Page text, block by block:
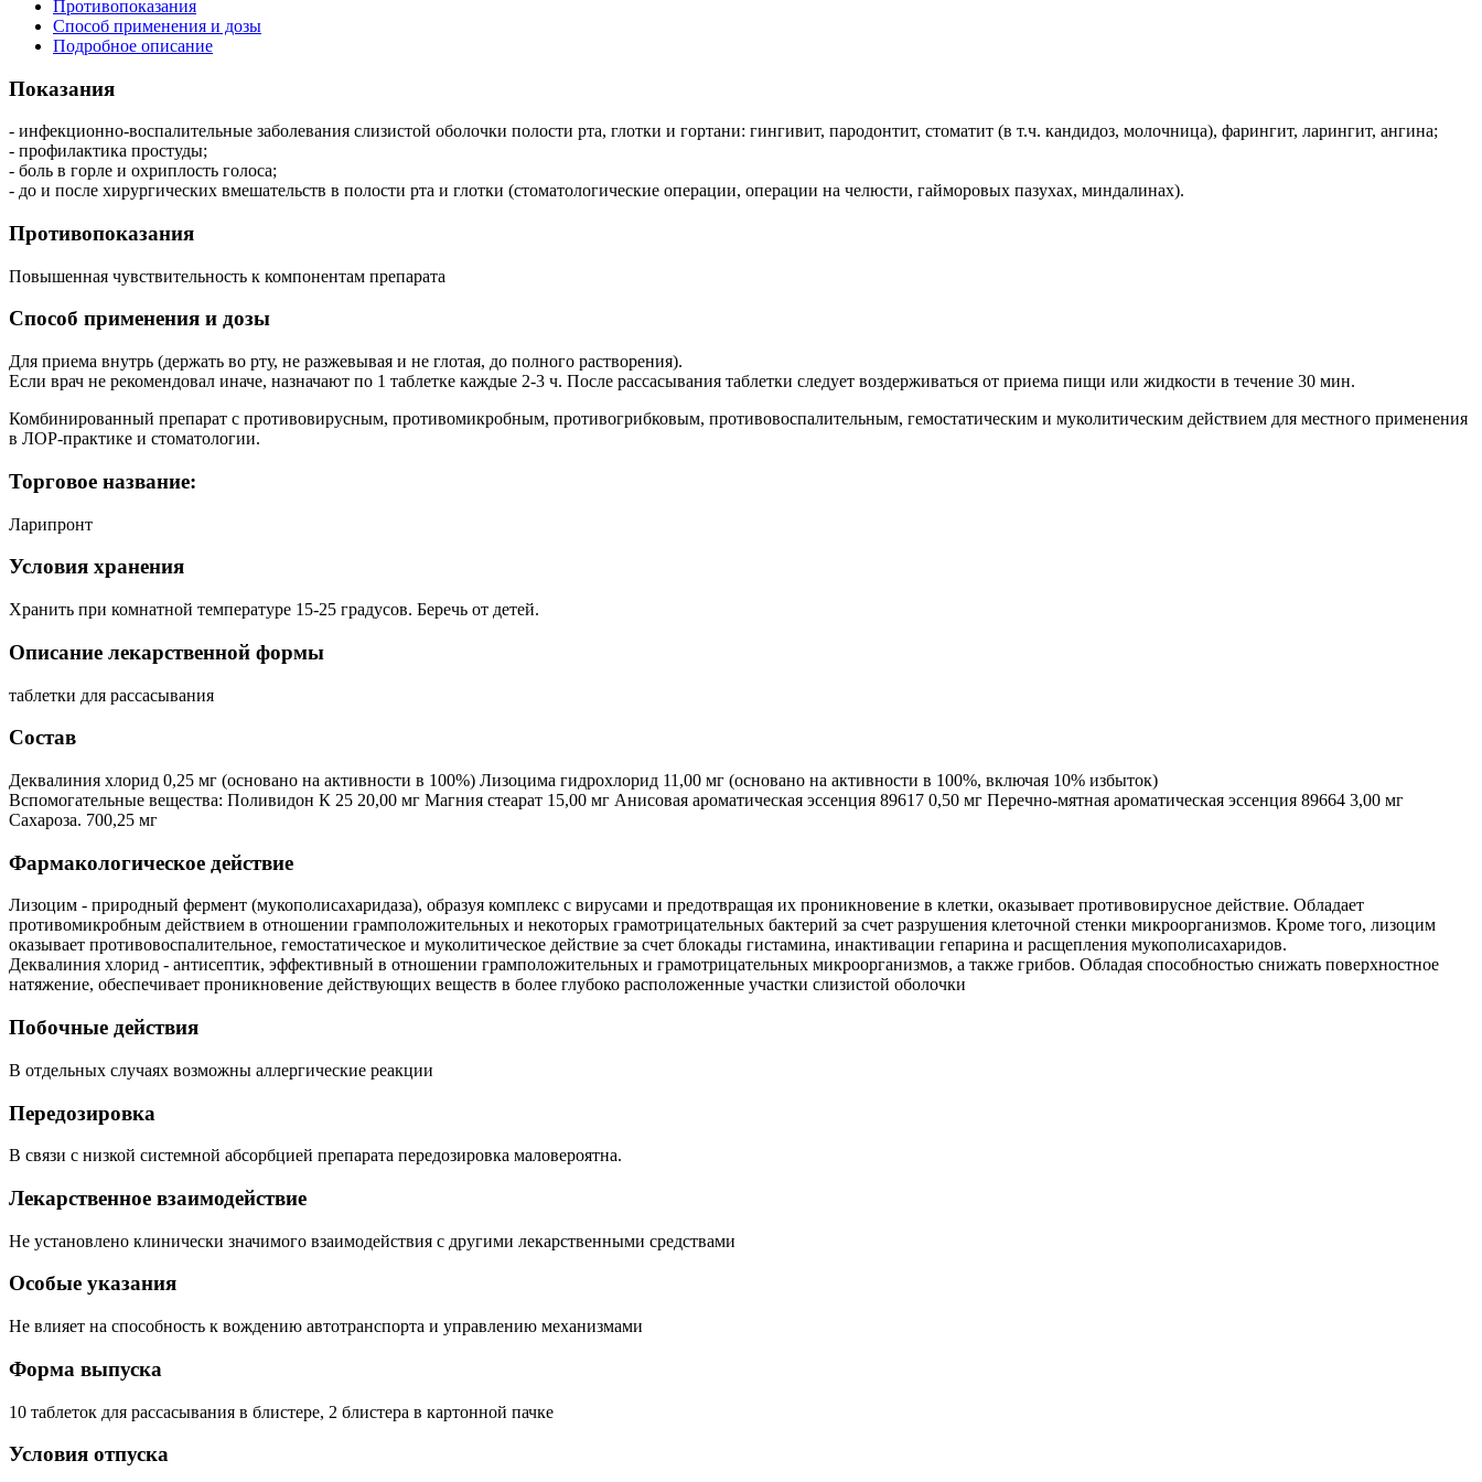
Противопоказания
Способ применения и дозы
Подробное описание
Показания
- инфекционно-воспалительные заболевания слизистой оболочки полости рта, глотки и гортани: гингивит, пародонтит, стоматит (в т.ч. кандидоз, молочница), фарингит, ларингит, ангина;
- профилактика простуды;
- боль в горле и охриплость голоса;
- до и после хирургических вмешательств в полости рта и глотки (стоматологические операции, операции на челюсти, гайморовых пазухах, миндалинах).
Противопоказания
Повышенная чувствительность к компонентам препарата
Способ применения и дозы
Для приема внутрь (держать во рту, не разжевывая и не глотая, до полного растворения).
Если врач не рекомендовал иначе, назначают по 1 таблетке каждые 2-3 ч. После рассасывания таблетки следует воздерживаться от приема пищи или жидкости в течение 30 мин.
Комбинированный препарат с противовирусным, противомикробным, противогрибковым, противовоспалительным, гемостатическим и муколитическим действием для местного применения
в ЛОР-практике и стоматологии.
Торговое название:
Ларипронт
Условия хранения
Хранить при комнатной температуре 15-25 градусов. Беречь от детей.
Описание лекарственной формы
таблетки для рассасывания
Состав
Деквалиния хлорид 0,25 мг (основано на активности в 100%) Лизоцима гидрохлорид 11,00 мг (основано на активности в 100%, включая 10% избыток)
Вспомогательные вещества: Поливидон К 25 20,00 мг Магния стеарат 15,00 мг Анисовая ароматическая эссенция 89617 0,50 мг Перечно-мятная ароматическая эссенция 89664 3,00 мг
Сахароза. 700,25 мг
Фармакологическое действие
Лизоцим - природный фермент (мукополисахаридаза), образуя комплекс с вирусами и предотвращая их проникновение в клетки, оказывает противовирусное действие. Обладает
противомикробным действием в отношении грамположительных и некоторых грамотрицательных бактерий за счет разрушения клеточной стенки микроорганизмов. Кроме того, лизоцим
оказывает противовоспалительное, гемостатическое и муколитическое действие за счет блокады гистамина, инактивации гепарина и расщепления мукополисахаридов.
Деквалиния хлорид - антисептик, эффективный в отношении грамположительных и грамотрицательных микроорганизмов, а также грибов. Обладая способностью снижать поверхностное
натяжение, обеспечивает проникновение действующих веществ в более глубоко расположенные участки слизистой оболочки
Побочные действия
В отдельных случаях возможны аллергические реакции
Передозировка
В связи с низкой системной абсорбцией препарата передозировка маловероятна.
Лекарственное взаимодействие
Не установлено клинически значимого взаимодействия с другими лекарственными средствами
Особые указания
Не влияет на способность к вождению автотранспорта и управлению механизмами
Форма выпуска
10 таблеток для рассасывания в блистере, 2 блистера в картонной пачке
Условия отпуска